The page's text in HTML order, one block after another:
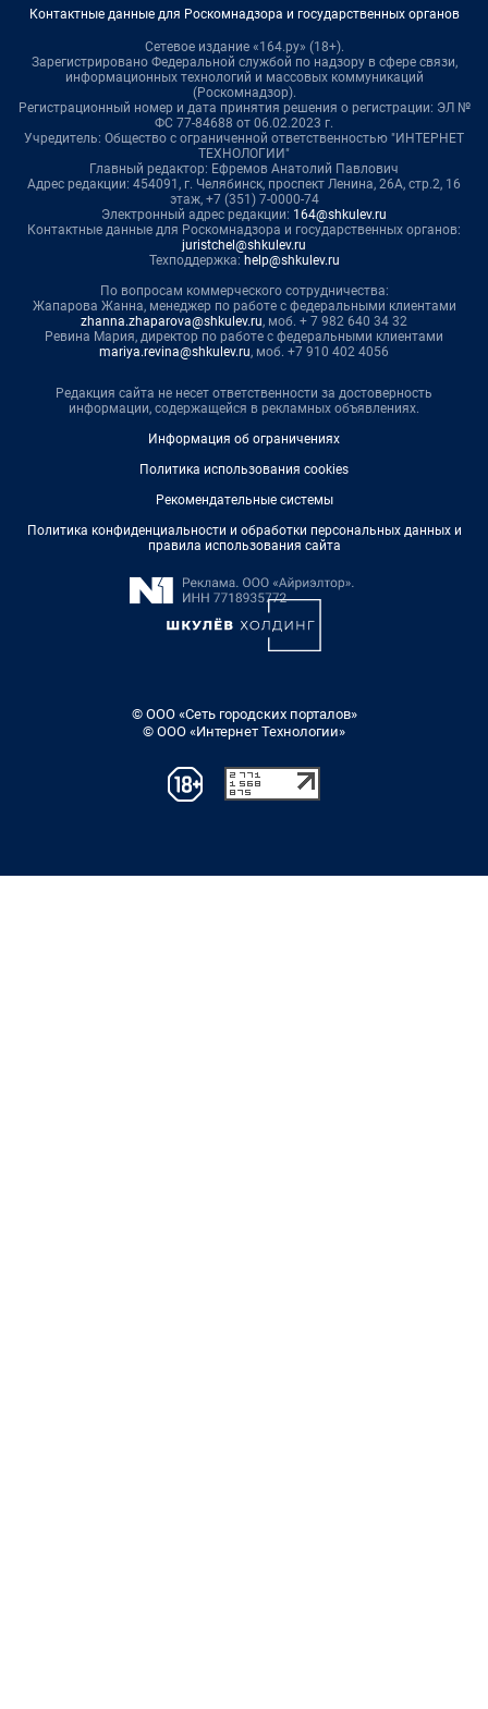
Контактные данные для Роскомнадзора и государственных органов
Сетевое издание «164.ру» (18+).
Зарегистрировано Федеральной службой по надзору в сфере связи,
информационных технологий и массовых коммуникаций
(Роскомнадзор).
Регистрационный номер и дата принятия решения о регистрации: ЭЛ №
ФС 77-84688 от 06.02.2023 г.
Учредитель: Общество с ограниченной ответственностью "ИНТЕРНЕТ
ТЕХНОЛОГИИ"
Главный редактор: Ефремов Анатолий Павлович
Адрес редакции: 454091, г. Челябинск, проспект Ленина, 26А, стр.2, 16
этаж, +7 (351) 7-0000-74
Электронный адрес редакции: 164@shkulev.ru
Контактные данные для Роскомнадзора и государственных органов:
juristchel@shkulev.ru
Техподдержка: help@shkulev.ru
По вопросам коммерческого сотрудничества:
Жапарова Жанна, менеджер по работе с федеральными клиентами
zhanna.zhaparova@shkulev.ru, моб. + 7 982 640 34 32
Ревина Мария, директор по работе с федеральными клиентами
mariya.revina@shkulev.ru, моб. +7 910 402 4056
Редакция сайта не несет ответственности за достоверность
информации, содержащейся в рекламных объявлениях.
Информация об ограничениях
Политика использования cookies
Рекомендательные системы
Политика конфиденциальности и обработки персональных данных и
правила использования сайта
© ООО «Сеть городских порталов»
© ООО «Интернет Технологии»